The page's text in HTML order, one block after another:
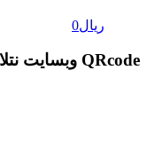
ریال0
QRcode وبسایت نتلایت